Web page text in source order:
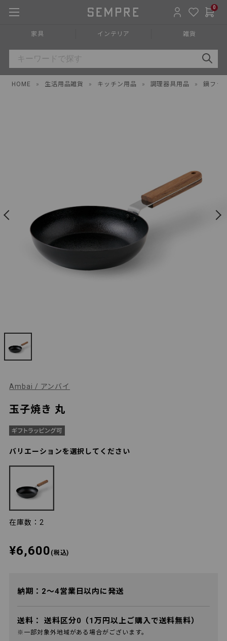
0
家具 インテリア 雑貨
HOME » 生活用品雑貨 » キッチン用品 » 調理器具用品 » 鍋フラ
Ambai / アンバイ
玉子焼き 丸
バリエーションを選択してください
在庫数：2
¥6,600 (税込)
納期：2～4営業日以内に発送
送料： 送料区分0（1万円以上ご購入で送料無料）
※一部対象外地域がある場合がございます。